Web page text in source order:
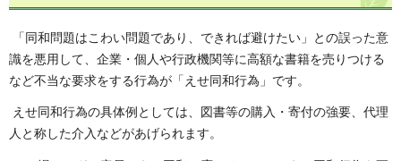
「同和問題はこわい問題であり、できれば避けたい」との誤った意
識を悪用して、企業・個人や行政機関等に高額な書籍を売りつける
など不当な要求をする行為が「えせ同和行為」です。
えせ同和行為の具体例としては、図書等の購入・寄付の強要、代理
人と称した介入などがあげられます。